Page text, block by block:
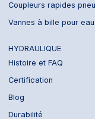
Coupleurs rapides
Vannes à bille pour
HYDRAULIQUE
Histoire et FAQ
Certification
Blog
Durabilité